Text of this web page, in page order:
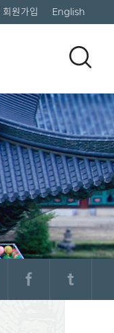
회원가입 English